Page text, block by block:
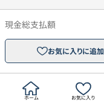
現金総支払額
お気に入りに追加
ホーム お気に入り